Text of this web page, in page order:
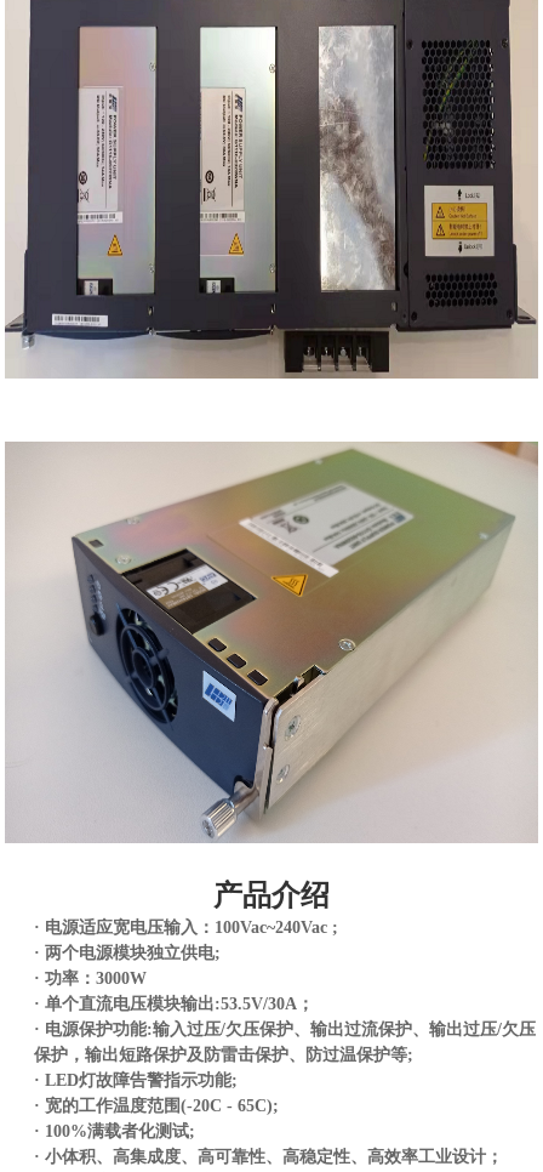
产品介绍
· 电源适应宽电压输入： 100Vac~240Vac ;
· 两个电源模块独立供电;
·功率：3000W
· 单个直流电压模块输出:53.5V/30A；
· 电源保护功能:输入过压/欠压保护、输出过流保护、输出过压/欠压
保护，输出短路保护及防雷击保护、防过温保护等;
·LED灯故障告警指示功能;
· 宽的工作温度范围(-20C - 65C);
· 100%满载者化测试;
·小体积、高集成度、高可靠性、高稳定性、高效率工业设计；